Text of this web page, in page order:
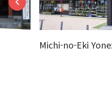
Michi-no-Eki